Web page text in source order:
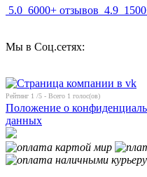
5.0 6000+ отзывов 4.9
Мы в Соц.сетях:
Рейтинг 1 /5 - Всего 1 голос(ов)
Положение о
данных